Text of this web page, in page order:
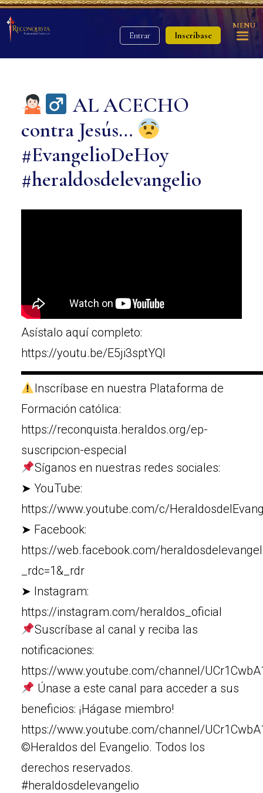
Entrar Inscríbase
MENU
AL ACECHO
contra Jesús…
#EvangelioDeHoy
#heraldosdelevangelio
Asístalo aquí completo:
https://youtu.be/E5ji3sptYQI
Inscríbase en nuestra Plataforma de
Formación católica:
https://reconquista.heraldos.org/ep-
suscripcion-especial
Síganos en nuestras redes sociales:
➤ YouTube:
https://www.youtube.com/c/
➤ Facebook:
https://web.facebook.com/
_rdc=1&_rdr
➤ Instagram:
https://instagram.com/heraldos_oficial
Suscríbase al canal y reciba las
notificaciones:
https://www.youtube.com/channel/
Únase a este canal para acceder a sus
beneficios: ¡Hágase miembro!
https://www.youtube.com/channel/
©Heraldos del Evangelio. Todos los
derechos reservados.
#heraldosdelevangelio